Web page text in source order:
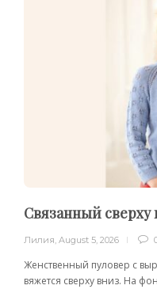
Связанный сверху
Лилия, August 5, 2026
Женственный пуловер с
вяжется сверху вниз. На